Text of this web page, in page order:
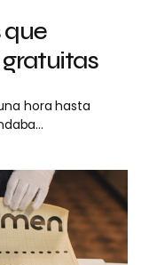
que
hora hasta